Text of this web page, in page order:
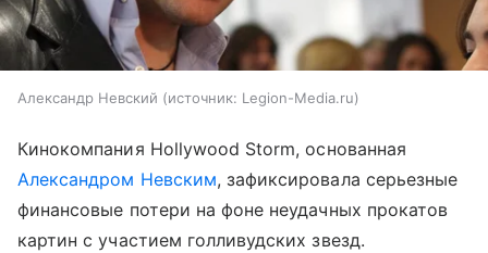
Александр Невский источник: Legion-Media.ru
Кинокомпания Hollywood Storm, основанная
Александром Невским, зафиксировала серьезные
финансовые потери на фоне неудачных прокатов
картин с участием голливудских звезд.